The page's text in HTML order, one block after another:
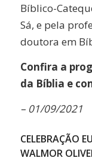
Bíblico-
Sá, e pela
doutora em
Confira a
da Bíblia e
– 01/09/2021
CELEBRAÇÃO
WALMOR